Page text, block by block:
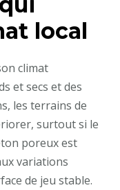
local
climat
et secs et des
les terrains de
surtout si le
poreux est
variations
de jeu stable.